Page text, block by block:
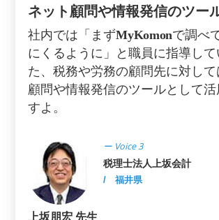
ネット顧問や情報発信のツー
社内では「まずMyKomonで調べ
にくるように」と職員に指導して
た、税務や労務の顧問先に対して
顧問や情報発信のツールとして活
すよ。
ー Voice 3
税理士法人上坂会計
/ 福井県
上坂朋宏 先生